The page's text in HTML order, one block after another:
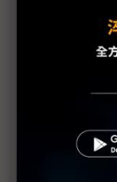
美國非法關
日產新款EV